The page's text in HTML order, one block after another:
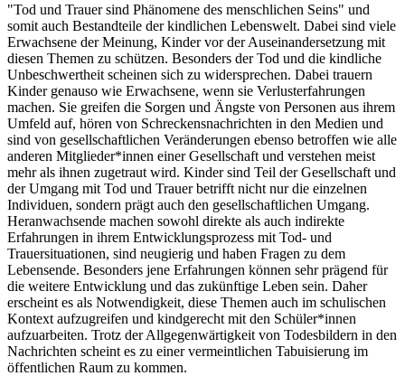
"Tod und Trauer sind Phänomene des menschlichen Seins" und
somit auch Bestandteile der kindlichen Lebenswelt. Dabei sind viele
Erwachsene der Meinung, Kinder vor der Auseinandersetzung mit
diesen Themen zu schützen. Besonders der Tod und die kindliche
Unbeschwertheit scheinen sich zu widersprechen. Dabei trauern
Kinder genauso wie Erwachsene, wenn sie Verlusterfahrungen
machen. Sie greifen die Sorgen und Ängste von Personen aus ihrem
Umfeld auf, hören von Schreckensnachrichten in den Medien und
sind von gesellschaftlichen Veränderungen ebenso betroffen wie alle
anderen Mitglieder*innen einer Gesellschaft und verstehen meist
mehr als ihnen zugetraut wird. Kinder sind Teil der Gesellschaft und
der Umgang mit Tod und Trauer betrifft nicht nur die einzelnen
Individuen, sondern prägt auch den gesellschaftlichen Umgang.
Heranwachsende machen sowohl direkte als auch indirekte
Erfahrungen in ihrem Entwicklungsprozess mit Tod- und
Trauersituationen, sind neugierig und haben Fragen zu dem
Lebensende. Besonders jene Erfahrungen können sehr prägend für
die weitere Entwicklung und das zukünftige Leben sein. Daher
erscheint es als Notwendigkeit, diese Themen auch im schulischen
Kontext aufzugreifen und kindgerecht mit den Schüler*innen
aufzuarbeiten. Trotz der Allgegenwärtigkeit von Todesbildern in den
Nachrichten scheint es zu einer vermeintlichen Tabuisierung im
öffentlichen Raum zu kommen.